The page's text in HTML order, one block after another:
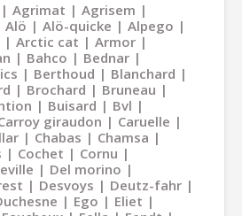
Agrimat
Agrisem
Alö Alö-quicke
Alpego
Arctic cat
Armor
Bahco
Bednar
Berthoud
Blanchard
Brochard
Bruneau
Buisard
Bvl
giraudon
Caruelle
Chabas
Chamsa
Cochet
Cornu
Del morino
Desvoys
Deutz-fahr
Ego
Eliet